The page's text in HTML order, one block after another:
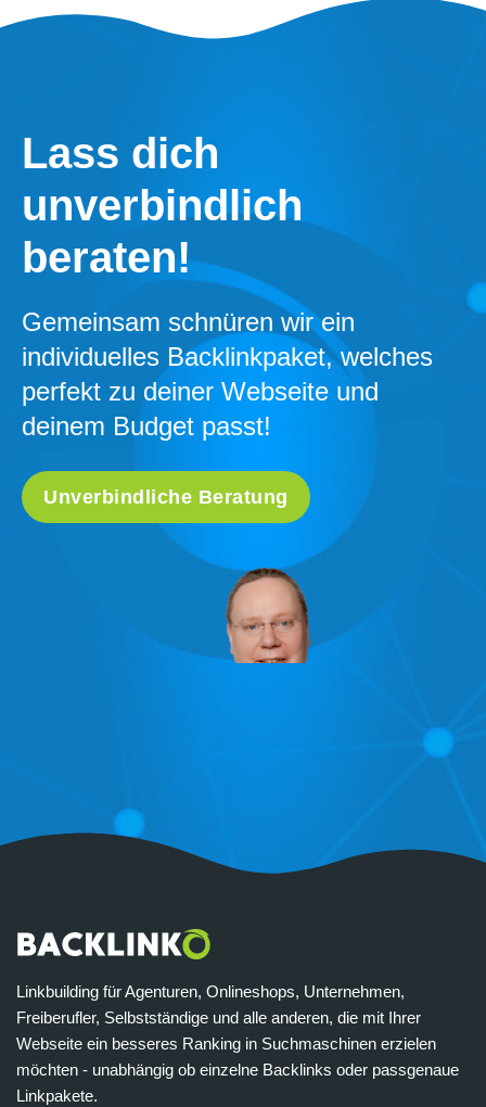
Lass dich
unverbindlich
beraten!
Gemeinsam schnüren wir ein
individuelles Backlinkpaket, welches
perfekt zu deiner Webseite und
deinem Budget passt!
Unverbindliche Beratung
Linkbuilding für Agenturen, Onlineshops, Unternehmen,
Freiberufler, Selbstständige und alle anderen, die mit Ihrer
Webseite ein besseres Ranking in Suchmaschinen erzielen
möchten - unabhängig ob einzelne Backlinks oder passgenaue
Linkpakete.